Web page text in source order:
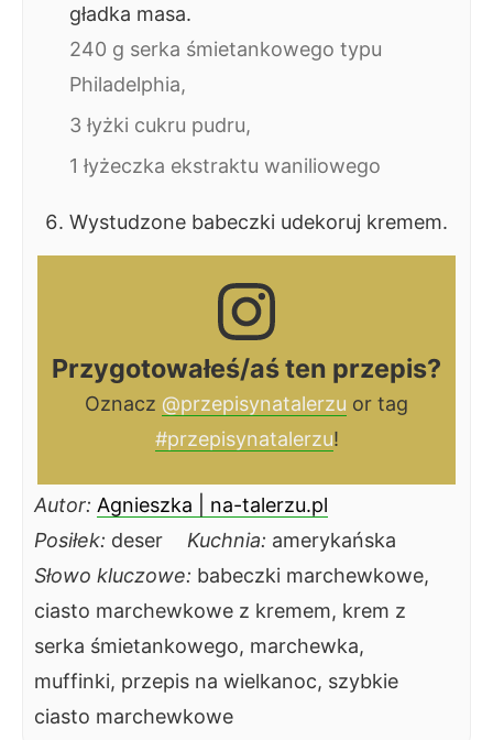
gładka masa.
240 g serka śmietankowego typu
Philadelphia,
3 łyżki cukru pudru,
1 łyżeczka ekstraktu waniliowego
Wystudzone babeczki udekoruj kremem.
Przygotowałeś/aś ten przepis?
Oznacz @przepisynatalerzu or tag
#przepisynatalerzu!
Autor: Agnieszka | na-talerzu.pl
Posiłek: deser Kuchnia: amerykańska
Słowo kluczowe: babeczki marchewkowe,
ciasto marchewkowe z kremem, krem z
serka śmietankowego, marchewka,
muffinki, przepis na wielkanoc, szybkie
ciasto marchewkowe